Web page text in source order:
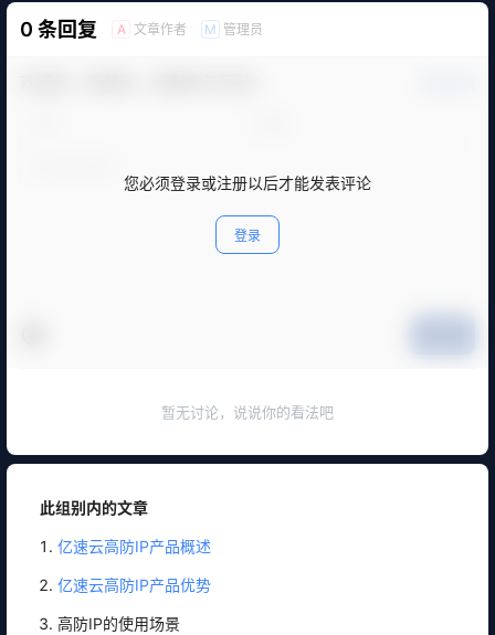
此组别内的文章
亿速云高防IP产品概述
亿速云高防IP产品优势
高防IP的使用场景
0 条回复 A 文章作者 M 管理员
您必须登录或注册以后才能发表评论
登录
暂无讨论，说说你的看法吧